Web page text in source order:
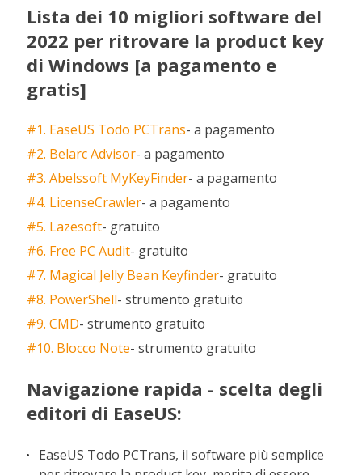
Lista dei 10 migliori software del
2022 per ritrovare la product key
di Windows [a pagamento e
gratis]
#1. EaseUS Todo PCTrans- a pagamento
#2. Belarc Advisor- a pagamento
#3. Abelssoft MyKeyFinder- a pagamento
#4. LicenseCrawler- a pagamento
#5. Lazesoft- gratuito
#6. Free PC Audit- gratuito
#7. Magical Jelly Bean Keyfinder- gratuito
#8. PowerShell- strumento gratuito
#9. CMD- strumento gratuito
#10. Blocco Note- strumento gratuito
Navigazione rapida - scelta degli
editori di EaseUS:
EaseUS Todo PCTrans, il software più semplice